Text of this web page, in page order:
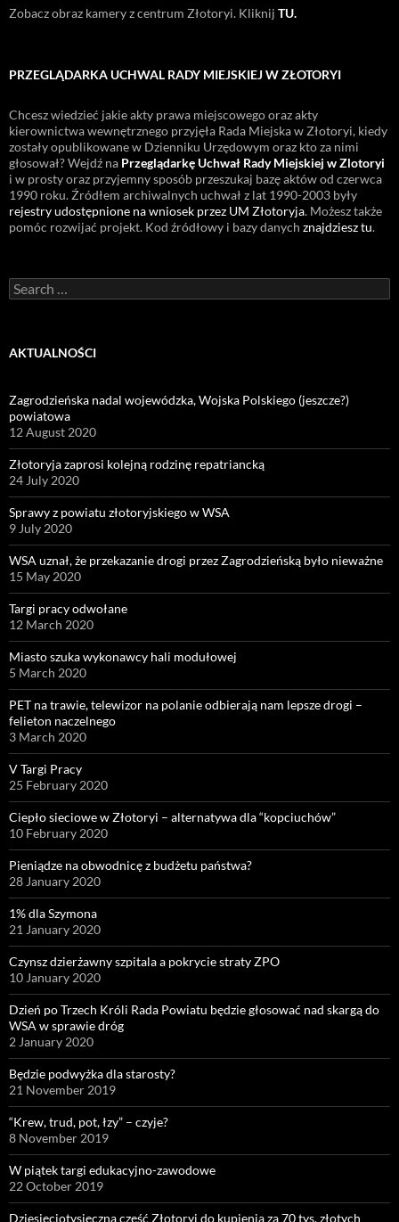
Zobacz obraz kamery z centrum Złotoryi. Kliknij TU.
PRZEGLĄDARKA UCHWAL RADY MIEJSKIEJ W ZŁOTORYI
Chcesz wiedzieć jakie akty prawa miejscowego oraz akty
kierownictwa wewnętrznego przyjęła Rada Miejska w Złotoryi, kiedy
zostały opublikowane w Dzienniku Urzędowym oraz kto za nimi
głosował? Wejdź na Przeglądarkę Uchwał Rady Miejskiej w Zlotoryi
i w prosty oraz przyjemny sposób przeszukaj bazę aktów od czerwca
1990 roku. Źródłem archiwalnych uchwał z lat 1990-2003 były
rejestry udostępnione na wniosek przez UM Złotoryja. Możesz także
pomóc rozwijać projekt. Kod źródłowy i bazy danych znajdziesz tu.
Search
for:
AKTUALNOŚCI
Zagrodzieńska nadal wojewódzka, Wojska Polskiego (jeszcze?)
powiatowa
12 August 2020
Złotoryja zaprosi kolejną rodzinę repatriancką
24 July 2020
Sprawy z powiatu złotoryjskiego w WSA
9 July 2020
WSA uznał, że przekazanie drogi przez Zagrodzieńską było nieważne
15 May 2020
Targi pracy odwołane
12 March 2020
Miasto szuka wykonawcy hali modułowej
5 March 2020
PET na trawie, telewizor na polanie odbierają nam lepsze drogi –
felieton naczelnego
3 March 2020
V Targi Pracy
25 February 2020
Ciepło sieciowe w Złotoryi – alternatywa dla “kopciuchów”
10 February 2020
Pieniądze na obwodnicę z budżetu państwa?
28 January 2020
1% dla Szymona
21 January 2020
Czynsz dzierżawny szpitala a pokrycie straty ZPO
10 January 2020
Dzień po Trzech Króli Rada Powiatu będzie głosować nad skargą do
WSA w sprawie dróg
2 January 2020
Będzie podwyżka dla starosty?
21 November 2019
“Krew, trud, pot, łzy” – czyje?
8 November 2019
W piątek targi edukacyjno-zawodowe
22 October 2019
Dziesięciotysięczna część Złotoryi do kupienia za 70 tys. złotych